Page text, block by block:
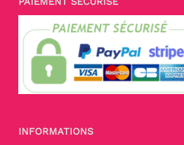
INFORMATIONS